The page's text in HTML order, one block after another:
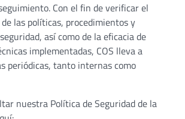
Con el fin de verificar el
las políticas, procedimientos y
así como de la eficacia de
implementadas, COS lleva a
periódicas, tanto internas como
nuestra Política de Seguridad de la